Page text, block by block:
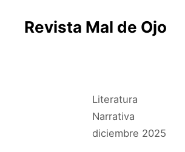
Revista Mal de Ojo
Literatura
Narrativa
diciembre 2025